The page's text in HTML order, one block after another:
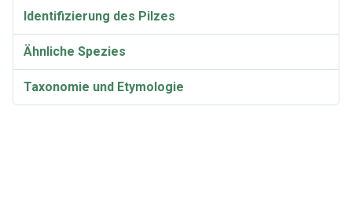
Identifizierung des Pilzes
Ähnliche Spezies
Taxonomie und Etymologie